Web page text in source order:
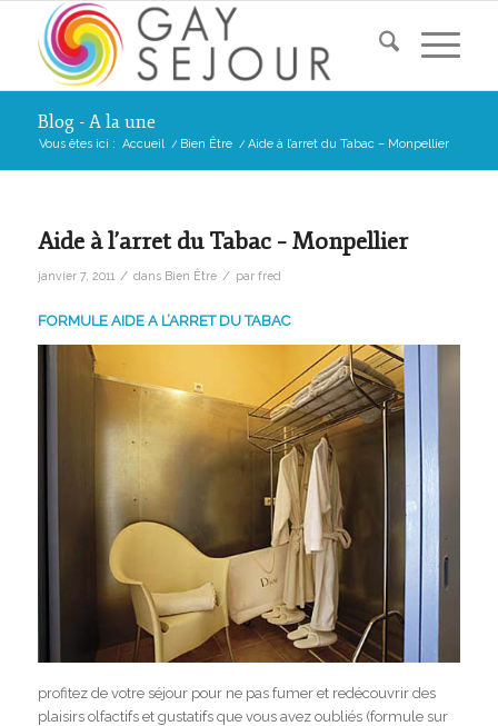
Blog - A la une
Vous êtes ici : Accueil / Bien Être / Aide à l’arret du Tabac – Monpellier
Aide à l’arret du Tabac – Monpellier
janvier 7, 2011 / dans Bien Être / par fred
FORMULE AIDE A L’ARRET DU TABAC
profitez de votre séjour pour ne pas fumer et redécouvrir des
plaisirs olfactifs et gustatifs que vous avez oubliés (formule sur